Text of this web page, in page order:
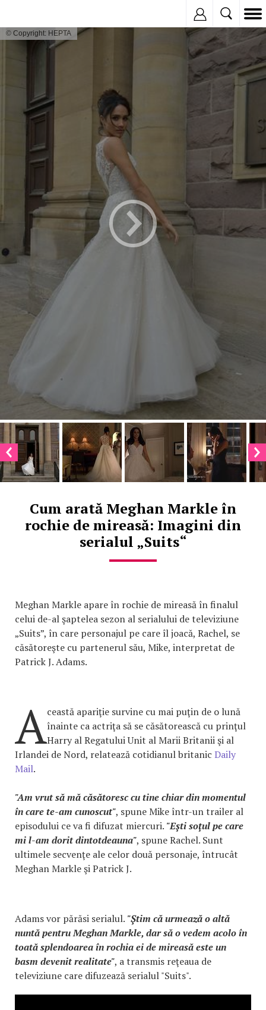
© Copyright: HEPTA
Cum arată Meghan Markle în
rochie de mireasă: Imagini din
serialul „Suits“
Meghan Markle apare în rochie de mireasă în finalul
celui de-al şaptelea sezon al serialului de televiziune
„Suits”, în care personajul pe care îl joacă, Rachel, se
căsătoreşte cu partenerul său, Mike, interpretat de
Patrick J. Adams.
Această apariţie survine cu mai puţin de o lună
înainte ca actriţa să se căsătorească cu prinţul
Harry al Regatului Unit al Marii Britanii şi al
Irlandei de Nord, relatează cotidianul britanic Daily
Mail.
"Am vrut să mă căsătoresc cu tine chiar din momentul
în care te-am cunoscut", spune Mike într-un trailer al
episodului ce va fi difuzat miercuri. "Eşti soţul pe care
mi l-am dorit dintotdeauna", spune Rachel. Sunt
ultimele secvenţe ale celor două personaje, întrucât
Meghan Markle şi Patrick J.
Adams vor părăsi serialul. "Ştim că urmează o altă
nuntă pentru Meghan Markle, dar să o vedem acolo în
toată splendoarea în rochia ei de mireasă este un
basm devenit realitate", a transmis reţeaua de
televiziune care difuzează serialul "Suits".